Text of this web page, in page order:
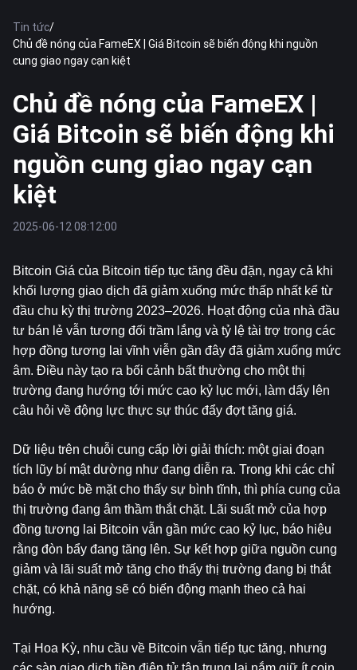
Tin tức/
Chủ đề nóng của FameEX | Giá Bitcoin sẽ biến động khi nguồn
cung giao ngay cạn kiệt
Chủ đề nóng của FameEX |
Giá Bitcoin sẽ biến động khi
nguồn cung giao ngay cạn
kiệt
2025-06-12 08:12:00
Bitcoin Giá của Bitcoin tiếp tục tăng đều đặn, ngay cả khi
khối lượng giao dịch đã giảm xuống mức thấp nhất kể từ
đầu chu kỳ thị trường 2023–2026. Hoạt động của nhà đầu
tư bán lẻ vẫn tương đối trầm lắng và tỷ lệ tài trợ trong các
hợp đồng tương lai vĩnh viễn gần đây đã giảm xuống mức
âm. Điều này tạo ra bối cảnh bất thường cho một thị
trường đang hướng tới mức cao kỷ lục mới, làm dấy lên
câu hỏi về động lực thực sự thúc đẩy đợt tăng giá.
Dữ liệu trên chuỗi cung cấp lời giải thích: một giai đoạn
tích lũy bí mật dường như đang diễn ra. Trong khi các chỉ
báo ở mức bề mặt cho thấy sự bình tĩnh, thì phía cung của
thị trường đang âm thầm thắt chặt. Lãi suất mở của hợp
đồng tương lai Bitcoin vẫn gần mức cao kỷ lục, báo hiệu
rằng đòn bẩy đang tăng lên. Sự kết hợp giữa nguồn cung
giảm và lãi suất mở tăng cho thấy thị trường đang bị thắt
chặt, có khả năng sẽ có biến động mạnh theo cả hai
hướng.
Tại Hoa Kỳ, nhu cầu về Bitcoin vẫn tiếp tục tăng, nhưng